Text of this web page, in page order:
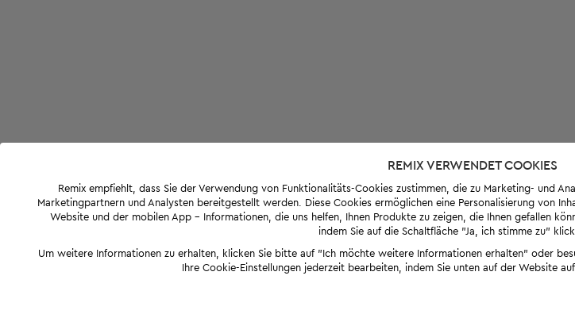
REMIX VERWENDET COOKIES
Remix empfiehlt, dass Sie der Verwendung von Funktionalitäts-Cookies zustimmen, die zu Marketing- und
Marketingpartnern und Analysten bereitgestellt werden. Diese Cookies ermöglichen eine Personalisierung von
Website und der mobilen App - Informationen, die uns helfen, Ihnen Produkte zu zeigen, die Ihnen gefallen
indem Sie auf die Schaltfläche "Ja, ich stimme zu"
Um weitere Informationen zu erhalten, klicken Sie bitte auf "Ich möchte weitere Informationen erhalten" oder
Ihre Cookie-Einstellungen jederzeit bearbeiten, indem Sie unten auf der Website